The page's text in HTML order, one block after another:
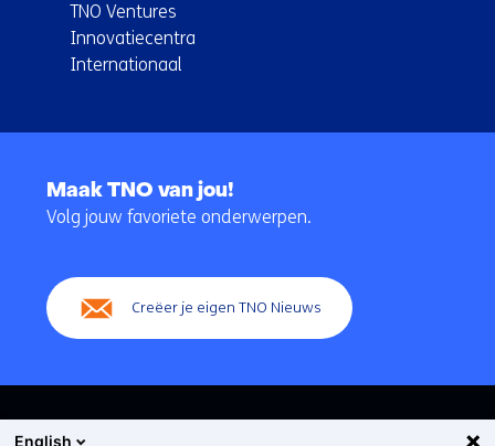
TNO Ventures
Innovatiecentra
Internationaal
navigatie
Maak TNO van jou!
Volg jouw favoriete onderwerpen.
Creëer je eigen TNO Nieuws
English